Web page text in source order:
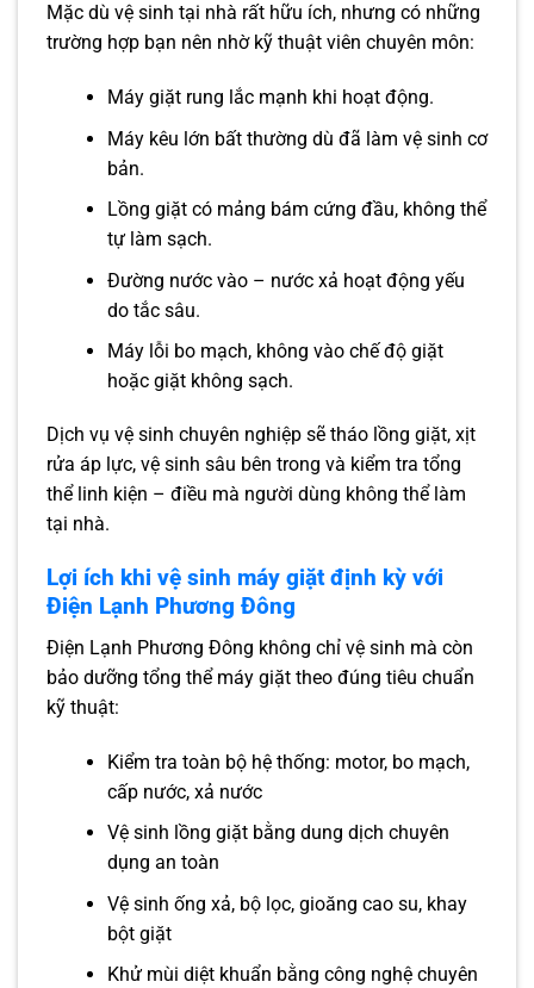
Mặc dù vệ sinh tại nhà rất hữu ích, nhưng có những
trường hợp bạn nên nhờ kỹ thuật viên chuyên môn:
Máy giặt rung lắc mạnh khi hoạt động.
Máy kêu lớn bất thường dù đã làm vệ sinh cơ
bản.
Lồng giặt có mảng bám cứng đầu, không thể
tự làm sạch.
Đường nước vào – nước xả hoạt động yếu
do tắc sâu.
Máy lỗi bo mạch, không vào chế độ giặt
hoặc giặt không sạch.
Dịch vụ vệ sinh chuyên nghiệp sẽ tháo lồng giặt, xịt
rửa áp lực, vệ sinh sâu bên trong và kiểm tra tổng
thể linh kiện – điều mà người dùng không thể làm
tại nhà.
Lợi ích khi vệ sinh máy giặt định kỳ với
Điện Lạnh Phương Đông
Điện Lạnh Phương Đông không chỉ vệ sinh mà còn
bảo dưỡng tổng thể máy giặt theo đúng tiêu chuẩn
kỹ thuật:
Kiểm tra toàn bộ hệ thống: motor, bo mạch,
cấp nước, xả nước
Vệ sinh lồng giặt bằng dung dịch chuyên
dụng an toàn
Vệ sinh ống xả, bộ lọc, gioăng cao su, khay
bột giặt
Khử mùi diệt khuẩn bằng công nghệ chuyên